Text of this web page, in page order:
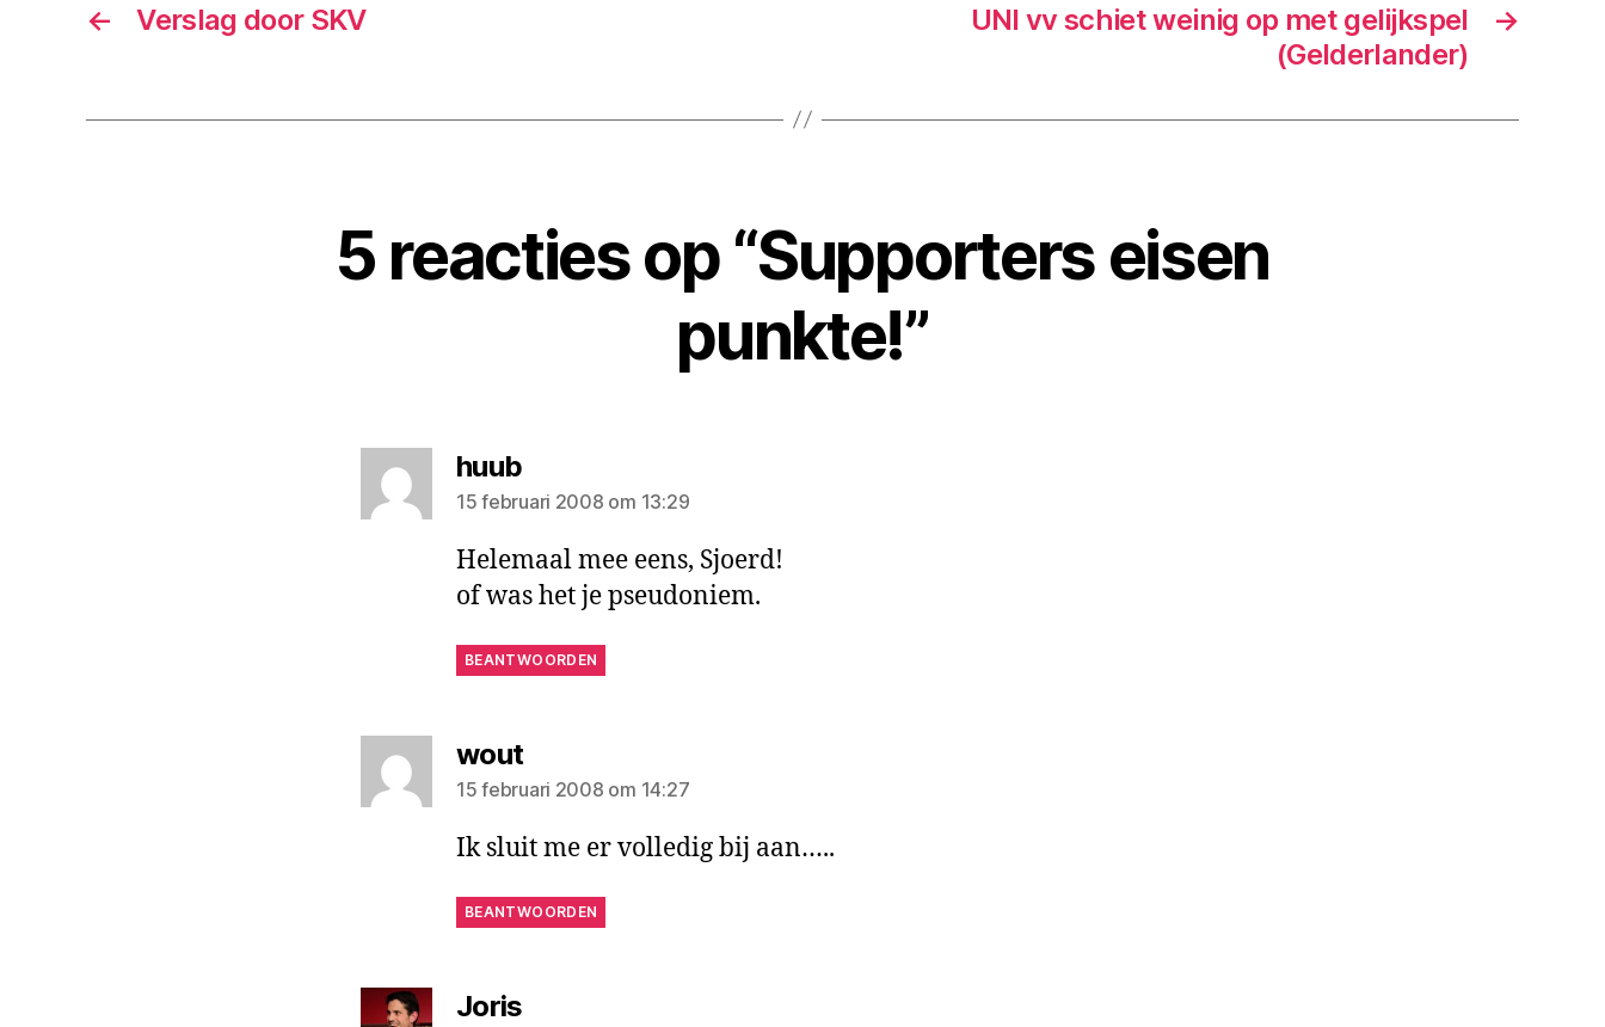
← Verslag door SKV →
UNI vv schiet weinig op met gelijkspel
(Gelderlander)
5 reacties op “Supporters eisen
punkte!”
huubzegt:
15 februari 2008 om 13:29
Helemaal mee eens, Sjoerd!
of was het je pseudoniem.
BEANTWOORDEN
woutzegt:
15 februari 2008 om 14:27
Ik sluit me er volledig bij aan…..
BEANTWOORDEN
Joriszegt: